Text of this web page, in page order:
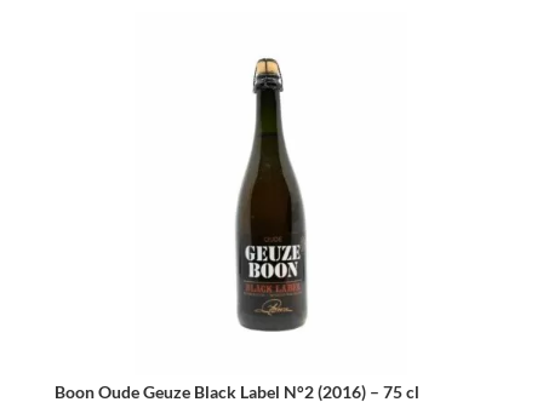
Boon Oude Geuze Black Label N°2 (2016) – 75 cl